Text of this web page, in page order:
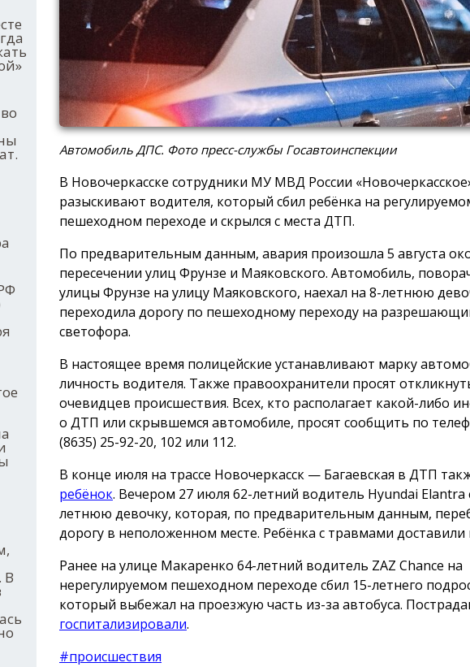
В
Автомобиль ДПС. Фото пресс-службы Госавтоинспекции
В Новочеркасске сотрудники МУ МВД России
разыскивают водителя, который сбил ребёнка на
пешеходном переходе и скрылся с места ДТП.
По предварительным данным, авария произошла 5 августа
пересечении улиц Фрунзе и Маяковского. Автомобиль,
улицы Фрунзе на улицу Маяковского, наехал на 8-летнюю
переходила дорогу по пешеходному переходу на
светофора.
В настоящее время полицейские устанавливают марку
личность водителя. Также правоохранители просят
очевидцев происшествия. Всех, кто располагает какой-либо
о ДТП или скрывшемся автомобиле, просят сообщить по
(8635) 25-92-20, 102 или 112.
В конце июля на трассе Новочеркасск — Багаевская в ДТП
ребёнок. Вечером 27 июля 62-летний водитель Hyundai Elantra
летнюю девочку, которая, по предварительным данным,
дорогу в неположенном месте. Ребёнка с травмами доставили
Ранее на улице Макаренко 64-летний водитель ZAZ Chance на
нерегулируемом пешеходном переходе сбил 15-летнего
который выбежал на проезжую часть из-за автобуса.
госпитализировали.
#происшествия